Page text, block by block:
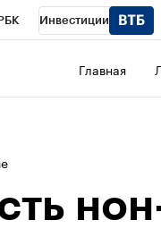
Инвестиции
Главная